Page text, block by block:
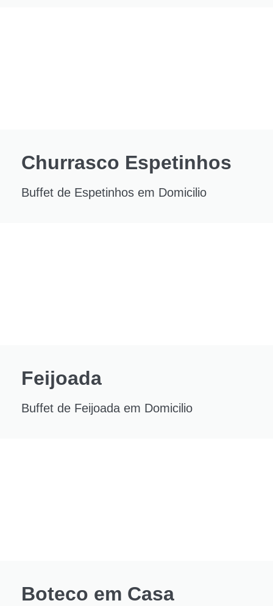
Churrasco Espetinhos
Buffet de Espetinhos em Domicilio
Feijoada
Buffet de Feijoada em Domicilio
Boteco em Casa